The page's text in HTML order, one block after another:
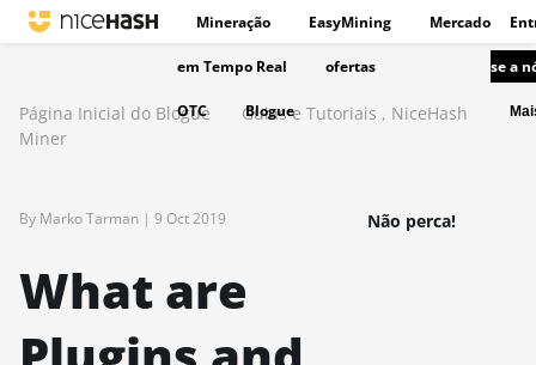
Mineração EasyMining Mercado
em Tempo Real ofertas
OTC Blogue
se a
Página Inicial do Blogue Guias e Tutoriais , NiceHash
Miner
By Marko Tarman | 9 Oct 2019
What are
Não perca!